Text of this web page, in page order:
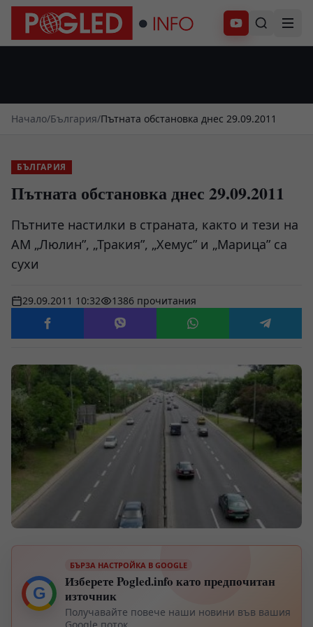
Абонирай се
Начало/България/Пътната обстановка днес 29.09.2011
БЪЛГАРИЯ
Пътната обстановка днес 29.09.2011
Пътните настилки в страната, както и тези на
АМ „Люлин”, „Тракия”, „Хемус” и „Марица” са
сухи
29.09.2011 10:32 1386 прочитания
G
БЪРЗА НАСТРОЙКА В GOOGLE
Изберете Pogled.info като предпочитан
източник
Получавайте повече наши новини във вашия